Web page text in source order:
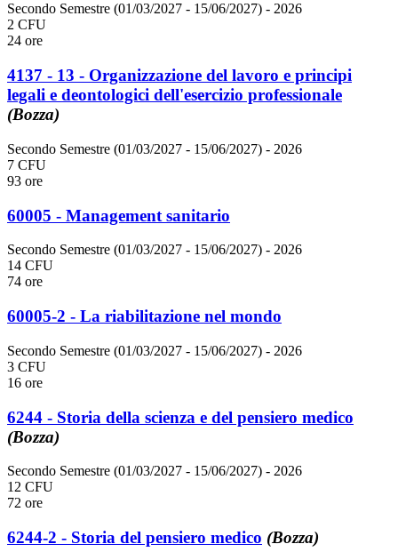
Secondo Semestre (01/03/2027 - 15/06/2027) - 2026
2 CFU
24 ore
4137 - 13 - Organizzazione del lavoro e principi
legali e deontologici dell'esercizio professionale
(Bozza)
Secondo Semestre (01/03/2027 - 15/06/2027) - 2026
7 CFU
93 ore
60005 - Management sanitario
Secondo Semestre (01/03/2027 - 15/06/2027) - 2026
14 CFU
74 ore
60005-2 - La riabilitazione nel mondo
Secondo Semestre (01/03/2027 - 15/06/2027) - 2026
3 CFU
16 ore
6244 - Storia della scienza e del pensiero medico
(Bozza)
Secondo Semestre (01/03/2027 - 15/06/2027) - 2026
12 CFU
72 ore
6244-2 - Storia del pensiero medico (Bozza)